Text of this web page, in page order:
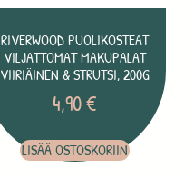
RIVERWOOD PUOLIKOSTEAT
VILJATTOMAT MAKUPALAT
VIIRIÄINEN & STRUTSI, 200G
4,90€
LISÄÄ OSTOSKORIIN